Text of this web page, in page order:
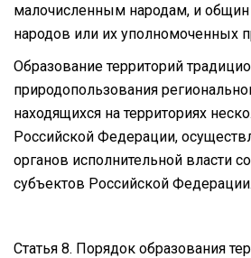
малочисленным народам, и
народов или их уполномоченных
Образование территорий
природопользования
находящихся на территориях
Российской Федерации,
органов исполнительной власти
субъектов Российской Федерации.
Статья 8. Порядок образования